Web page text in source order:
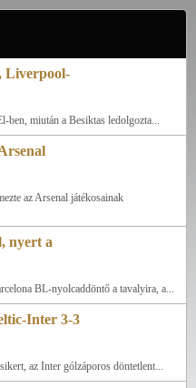
Liverpool-
ben, miután a Besiktas ledolgozta...
az Arsenal játékosainak
nyert a
BL-nyolcaddöntő a tavalyira, a...
Inter 3-3
az Inter gólzáporos döntetlent...